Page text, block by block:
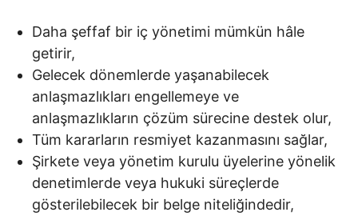
Daha şeffaf bir iç yönetimi mümkün hâle
getirir,
Gelecek dönemlerde yaşanabilecek
anlaşmazlıkları engellemeye ve
anlaşmazlıkların çözüm sürecine destek olur,
Tüm kararların resmiyet kazanmasını sağlar,
Şirkete veya yönetim kurulu üyelerine yönelik
denetimlerde veya hukuki süreçlerde
gösterilebilecek bir belge niteliğindedir,